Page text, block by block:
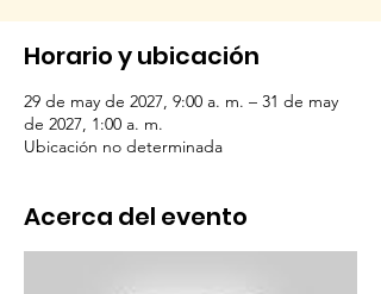
Horario y ubicación
29 de may de 2027, 9:00 a. m. – 31 de may
de 2027, 1:00 a. m.
Ubicación no determinada
Acerca del evento